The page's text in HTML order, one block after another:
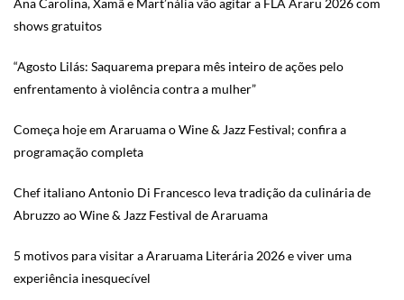
Ana Carolina, Xamã e Mart’nália vão agitar a FLA Araru 2026 com
shows gratuitos
“Agosto Lilás: Saquarema prepara mês inteiro de ações pelo
enfrentamento à violência contra a mulher”
Começa hoje em Araruama o Wine & Jazz Festival; confira a
programação completa
Chef italiano Antonio Di Francesco leva tradição da culinária de
Abruzzo ao Wine & Jazz Festival de Araruama
5 motivos para visitar a Araruama Literária 2026 e viver uma
experiência inesquecível